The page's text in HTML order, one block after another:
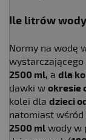
Ile litrów
Normy na wodę
wystarczającego
2500 ml, a dla
dawki w okresie
kolei dla dzieci
natomiast wśród
2500 ml wody w